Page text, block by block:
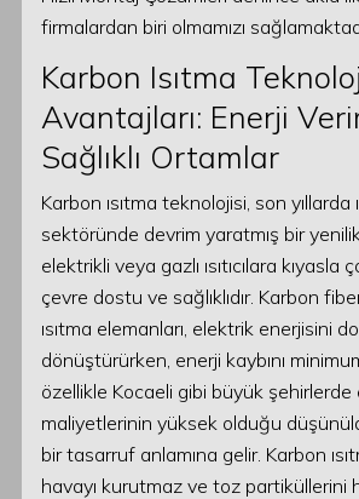
firmalardan biri olmamızı
Karbon Isıtma
Avantajları: Enerji
Sağlıklı Ortamlar
Karbon ısıtma teknolojisi, son yıllarda
sektöründe devrim yaratmış bir
elektrikli veya gazlı ısıtıcılara kıyasla
çevre dostu ve sağlıklıdır. Karbon
ısıtma elemanları, elektrik enerjisini
dönüştürürken, enerji kaybını
özellikle Kocaeli gibi büyük şehirlerde
maliyetlerinin yüksek olduğu
bir tasarruf anlamına gelir. Karbon
havayı kurutmaz ve toz partiküllerini